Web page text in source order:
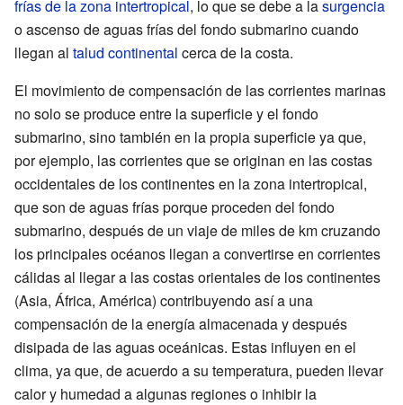
frías de la zona intertropical, lo que se debe a lasurgencia
o ascenso de aguas frías del fondo submarino cuando
llegan al talud continental cerca de la costa.
El movimiento de compensación de las corrientes marinas
no solo se produce entre la superficie y el fondo
submarino, sino también en la propia superficie ya que,
por ejemplo, las corrientes que se originan en las costas
occidentales de los continentes en la zona intertropical,
que son de aguas frías porque proceden del fondo
submarino, después de un viaje de miles de km cruzando
los principales océanos llegan a convertirse en corrientes
cálidas al llegar a las costas orientales de los continentes
(Asia, África, América) contribuyendo así a una
compensación de la energía almacenada y después
disipada de las aguas oceánicas. Estas influyen en el
clima, ya que, de acuerdo a su temperatura, pueden llevar
calor y humedad a algunas regiones o inhibir la